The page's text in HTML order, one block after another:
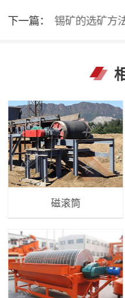
下一篇：
锡矿的选矿方
磁滚筒